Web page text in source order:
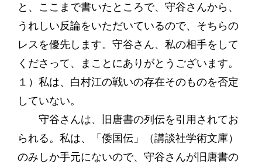
と、ここまで書いたところで、守谷さんから、
うれしい反論をいただいているので、そちらの
レスを優先します。守谷さん、私の相手をして
くださって、まことにありがとうございます。
１）私は、白村江の戦いの存在そのものを否定
していない。
守谷さんは、旧唐書の列伝を引用されてお
られる。私は、「倭国伝」（講談社学術文庫）
のみしか手元にないので、守谷さんが旧唐書の